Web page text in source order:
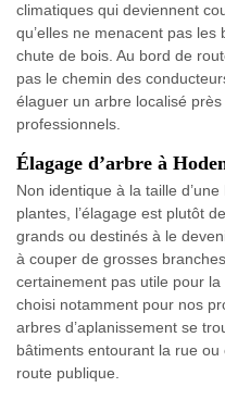
climatiques qui deviennent
qu’elles ne menacent pas
chute de bois. Au bord de
pas le chemin des
élaguer un arbre localisé près
professionnels.
Élagage d’arbre à
Non identique à la taille
plantes, l’élagage est plutôt
grands ou destinés à le
à couper de grosses
certainement pas utile pour
choisi notamment pour nos
arbres d’aplanissement se
bâtiments entourant la rue
route publique.